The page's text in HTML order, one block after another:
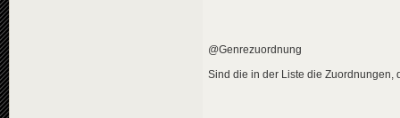
@Genrezuordnung
Sind die in der Liste die Zuordnungen,